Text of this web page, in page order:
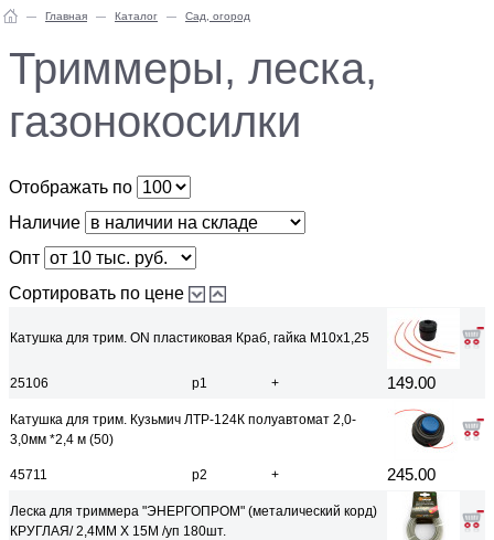
Главная Каталог Сад, огород
Триммеры, леска,
газонокосилки
Отображать по
Наличие
Опт
Сортировать по цене
Катушка для трим. ON пластиковая Краб, гайка M10x1,25
25106 р1 + 149.00
Катушка для трим. Кузьмич ЛТР-124К полуавтомат 2,0-
3,0мм *2,4 м (50)
45711 р2 + 245.00
Леска для триммера "ЭНЕРГОПРОМ" (металический корд)
КРУГЛАЯ/ 2,4ММ Х 15М /уп 180шт.